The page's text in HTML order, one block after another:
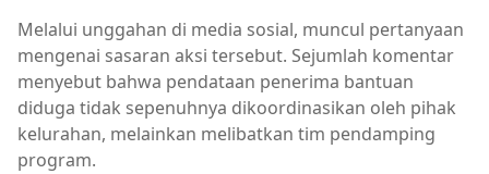
Melalui unggahan di media sosial, muncul pertanyaan
mengenai sasaran aksi tersebut. Sejumlah komentar
menyebut bahwa pendataan penerima bantuan
diduga tidak sepenuhnya dikoordinasikan oleh pihak
kelurahan, melainkan melibatkan tim pendamping
program.